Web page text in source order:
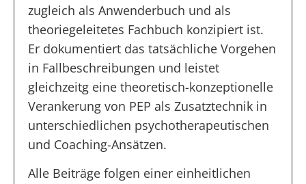
zugleich als Anwenderbuch und als
theoriegeleitetes Fachbuch konzipiert ist.
Er dokumentiert das tatsächliche Vorgehen
in Fallbeschreibungen und leistet
gleichzeitg eine theoretisch-konzeptionelle
Verankerung von PEP als Zusatztechnik in
unterschiedlichen psychotherapeutischen
und Coaching-Ansätzen.
Alle Beiträge folgen einer einheitlichen